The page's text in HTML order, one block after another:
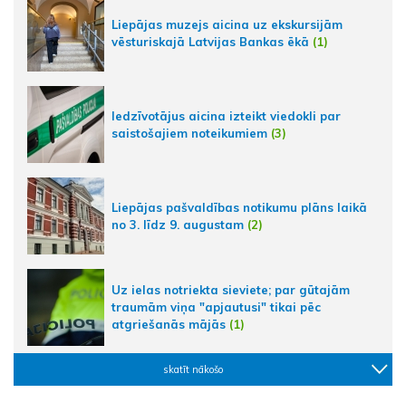
Liepājas muzejs aicina uz ekskursijām
vēsturiskajā Latvijas Bankas ēkā (1)
Iedzīvotājus aicina izteikt viedokli par
saistošajiem noteikumiem (3)
Liepājas pašvaldības notikumu plāns laikā
no 3. līdz 9. augustam (2)
Uz ielas notriekta sieviete; par gūtajām
traumām viņa "apjautusi" tikai pēc
atgriešanās mājās (1)
skatīt nākošo